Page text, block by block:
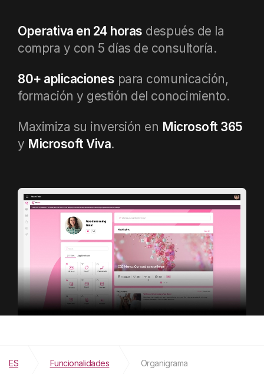
Operativa en 24 horas después de la
compra y con 5 días de consultoría.
80+ aplicaciones para comunicación,
formación y gestión del conocimiento.
Maximiza su inversión en Microsoft 365
y Microsoft Viva.
ES Funcionalidades Organigrama